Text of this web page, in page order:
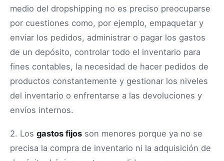
medio del dropshipping no es preciso preocuparse
por cuestiones como, por ejemplo, empaquetar y
enviar los pedidos, administrar o pagar los gastos
de un depósito, controlar todo el inventario para
fines contables, la necesidad de hacer pedidos de
productos constantemente y gestionar los niveles
del inventario o enfrentarse a las devoluciones y
envíos internos.
2. Los gastos fijos son menores porque ya no se
precisa la compra de inventario ni la adquisición de